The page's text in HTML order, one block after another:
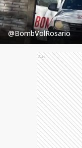
@BombVolRosario
Ads